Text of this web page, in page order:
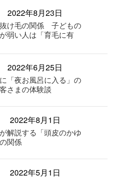
2022年8月23日
け毛の関係 子どもの
弱い人は「育毛に有
2022年6月25日
「夜お風呂に入る」の
さまの体験談
2022年8月1日
解説する「頭皮のかゆ
関係
2022年5月1日